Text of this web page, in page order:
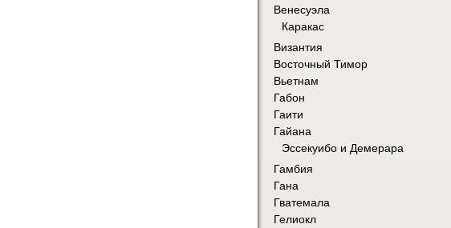
Венесуэла
Каракас
Византия
Восточный Тимор
Вьетнам
Габон
Гаити
Гайана
Эссекуибо и Демерара
Гамбия
Гана
Гватемала
Гелиокл